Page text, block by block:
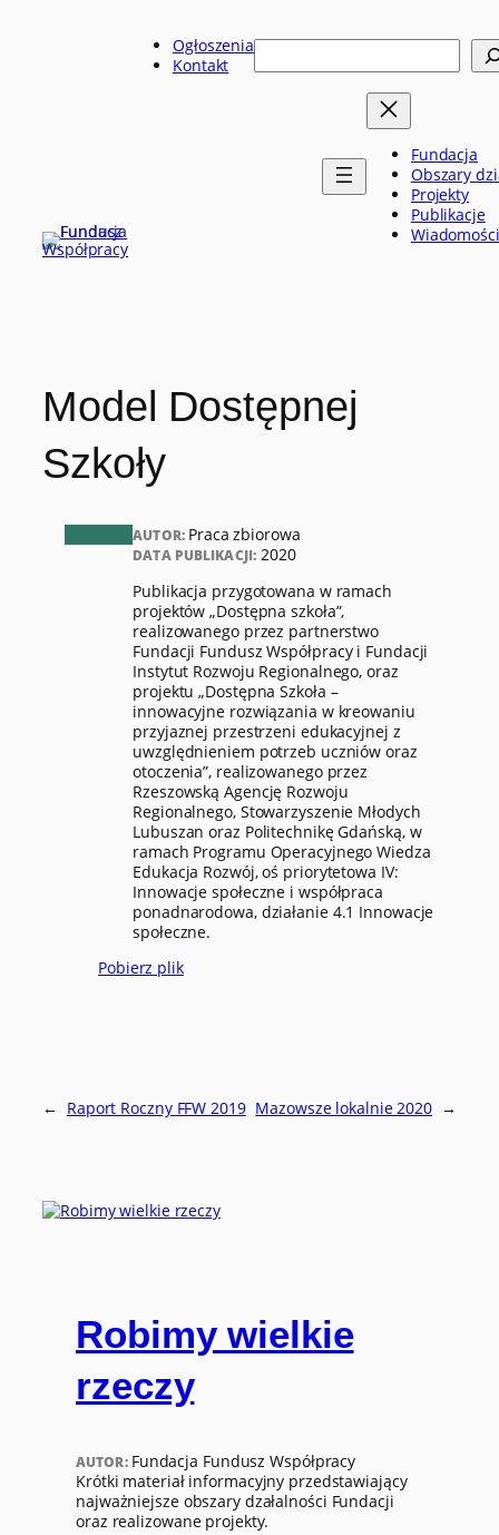
Ogłoszenia
Kontakt
Szukaj
Fundacja
Obszary
Projekty
Publikacje
Wiadomości
Model Dostępnej
Szkoły
AUTOR: Praca zbiorowa
DATA PUBLIKACJI: 2020
Publikacja przygotowana w ramach
projektów „Dostępna szkoła”,
realizowanego przez partnerstwo
Fundacji Fundusz Współpracy i Fundacji
Instytut Rozwoju Regionalnego, oraz
projektu „Dostępna Szkoła –
innowacyjne rozwiązania w kreowaniu
przyjaznej przestrzeni edukacyjnej z
uwzględnieniem potrzeb uczniów oraz
otoczenia”, realizowanego przez
Rzeszowską Agencję Rozwoju
Regionalnego, Stowarzyszenie Młodych
Lubuszan oraz Politechnikę Gdańską, w
ramach Programu Operacyjnego Wiedza
Edukacja Rozwój, oś priorytetowa IV:
Innowacje społeczne i współpraca
ponadnarodowa, działanie 4.1 Innowacje
społeczne.
Pobierz plik
← Raport Roczny FFW 2019 Mazowsze lokalnie 2020 →
Robimy wielkie
rzeczy
AUTOR: Fundacja Fundusz Współpracy
Krótki materiał informacyjny przedstawiający
najważniejsze obszary dzałalności Fundacji
oraz realizowane projekty.